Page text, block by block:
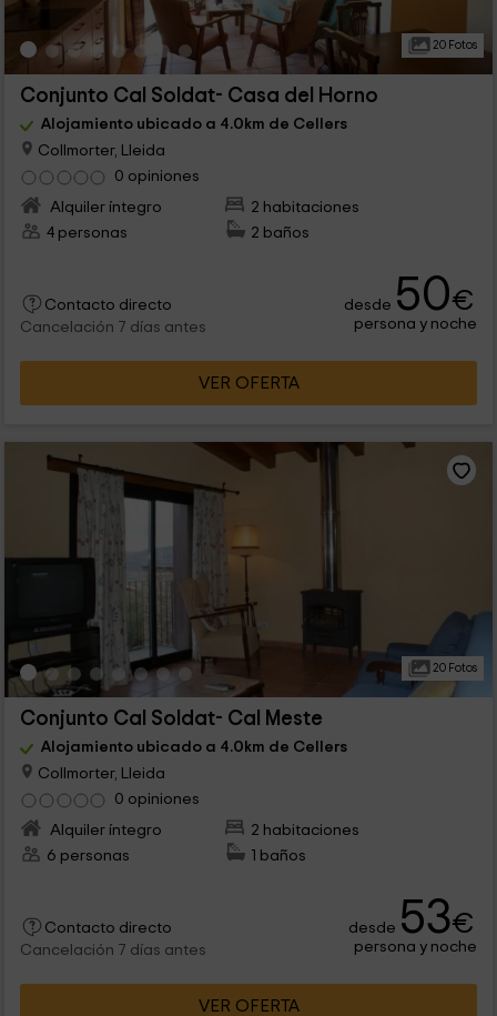
20 Fotos
Conjunto Cal Soldat- Casa del Horno
Alojamiento ubicado a 4.0km de Cellers
Collmorter, Lleida
0 opiniones
Alquiler íntegro
2 habitaciones
4 personas
2 baños
Contacto directo
Cancelación 7 días antes
desde 50€
persona y noche
VER OFERTA
20 Fotos
Conjunto Cal Soldat- Cal Meste
Alojamiento ubicado a 4.0km de Cellers
Collmorter, Lleida
0 opiniones
Alquiler íntegro
2 habitaciones
6 personas
1 baños
Contacto directo
Cancelación 7 días antes
desde 53€
persona y noche
VER OFERTA